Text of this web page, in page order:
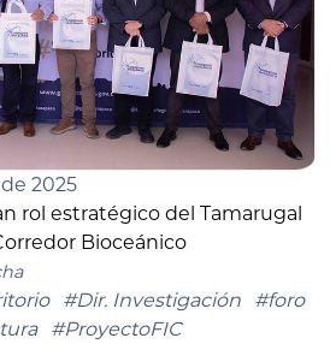
2025
rol estratégico del Tamarugal
Bioceánico
#Dir. Investigación
#foro
#ProyectoFIC